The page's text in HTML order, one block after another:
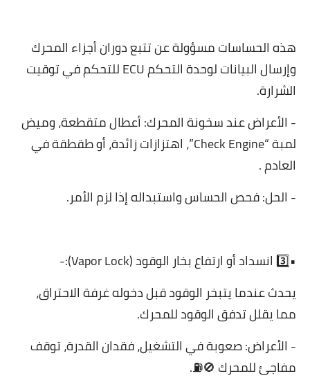
هذه الحساسات مسؤولة عن تتبع دوران أجزاء المحرك
وإرسال البيانات لوحدة التحكم ECU للتحكم في توقيت
الشرارة.
- الأعراض عند سخونة المحرك: أعطال متقطعة، وميض
لمبة “Check Engine”، اهتزازات زائدة، أو طقطقة في
العادم .
- الحل: فحص الحساس واستبداله إذا لزم الأمر.
•3️⃣ انسداد أو ارتفاع بخار الوقود (Vapor Lock):-
يحدث عندما يتبخر الوقود قبل دخوله غرفة الاحتراق،
مما يقلل تدفق الوقود للمحرك.
- الأعراض: صعوبة في التشغيل، فقدان القدرة، توقف
مفاجئ للمحرك 🚫⛽.